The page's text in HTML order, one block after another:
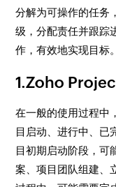
分解为可操作的任务
级，分配责任并跟踪
作，有效地实现目标。
1.Zoho
在一般的使用过程中
目启动、进行中、已
目初期启动阶段，可
案、项目团队组建、